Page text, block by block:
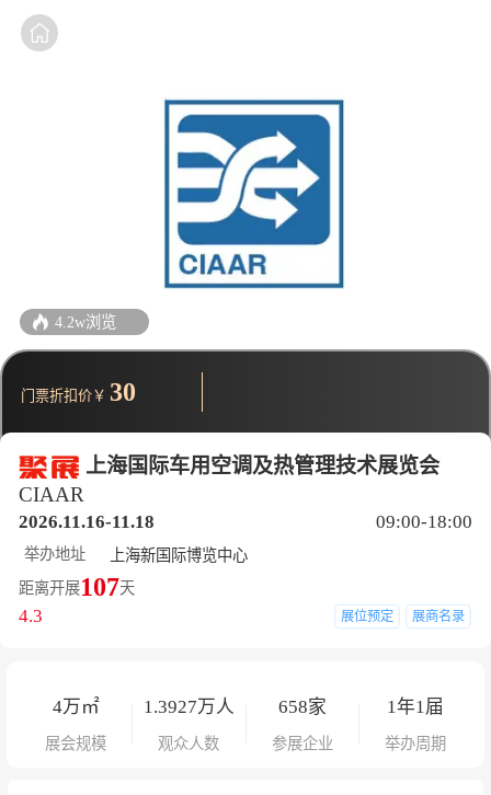
上海国际车用空调及热管理技术展览会
CIAAR
2026.11.16-11.18 09:00-18:00
举办地址
上海新国际博览中心
距离开展107天
4.3 展位预定 展商名录
4万㎡
展会规模
1.3927万人
观众人数
658家
参展企业
1年1届
举办周期
4.2w浏览
门票折扣价￥ 30